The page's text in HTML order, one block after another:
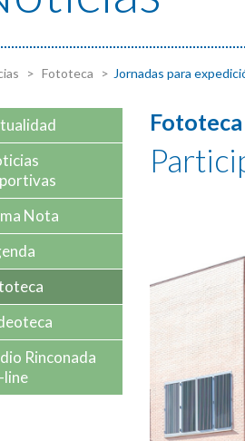
Fototeca Jornadas para
Nota
Rinconada
line
Fototeca